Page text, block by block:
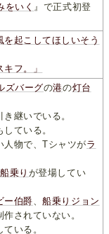
をいく 』で正式初登
を起こしてほしいそう
フ。」
ズバーグの港の灯台
継いでいる。
ている。
人物で、Tシャツがラ
船乗り が登場してい
ー伯爵 、船乗りジョン
されていない。
いる。